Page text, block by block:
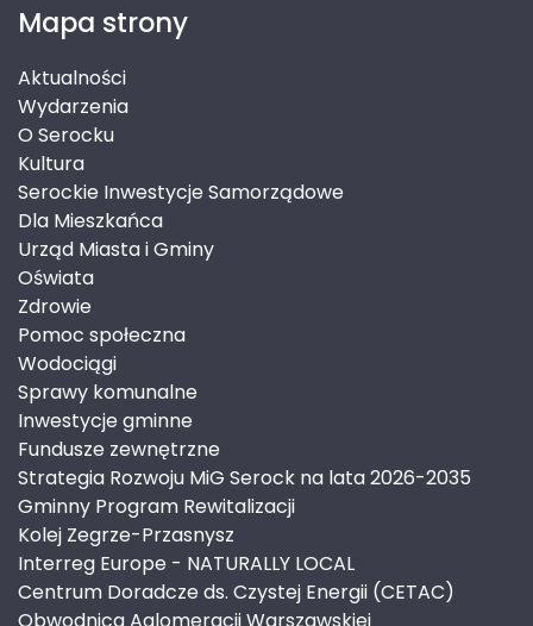
Mapa strony
Aktualności
Wydarzenia
O Serocku
Kultura
Serockie Inwestycje Samorządowe
Dla Mieszkańca
Urząd Miasta i Gminy
Oświata
Zdrowie
Pomoc społeczna
Wodociągi
Sprawy komunalne
Inwestycje gminne
Fundusze zewnętrzne
Strategia Rozwoju MiG Serock na lata 2026-2035
Gminny Program Rewitalizacji
Kolej Zegrze-Przasnysz
Interreg Europe - NATURALLY LOCAL
Centrum Doradcze ds. Czystej Energii (CETAC)